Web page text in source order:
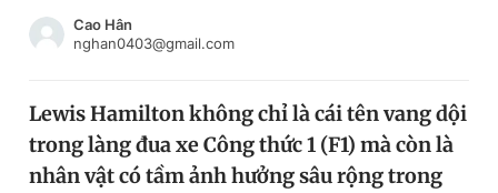
Chào ngày mới
Video Magazine
Đăng xuất
Cao Hân
nghan0403@gmail.com
Lewis Hamilton không chỉ là cái tên vang dội
trong làng đua xe Công thức 1 (F1) mà còn là
nhân vật có tầm ảnh hưởng sâu rộng trong